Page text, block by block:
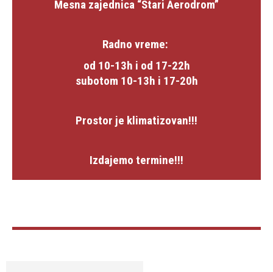
Mesna zajednica “Stari Aerodrom”
Radno vreme:
od 10-13h i od 17-22h
subotom 10-13h i 17-20h
Prostor je klimatizovan!!!
Izdajemo termine!!!